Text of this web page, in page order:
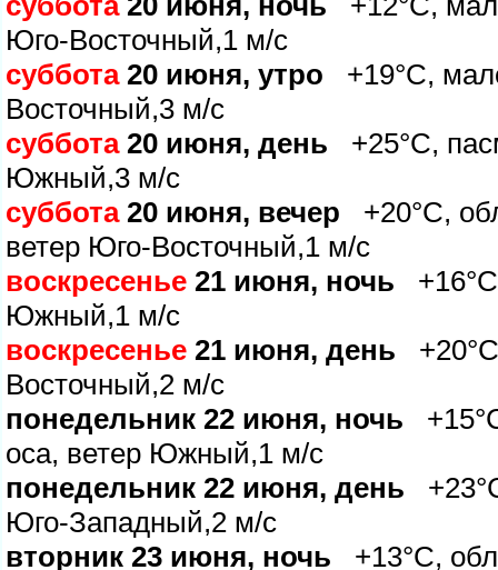
Юго-Восточный,1 м/с
суббота20 июня, утро +19°C,
осточный,3 м/с
суббота20 июня, день +25°C,
Южный,3 м/с
суббота20 июня, вечер +20°C,
етер Юго-Восточный,1 м/с
оскресенье 21 июня, ночь
Южный,1 м/с
оскресенье 21 июня, день
осточный,2 м/с
понедельник 22 июня, ночь
оса, ветер Южный,1 м/с
понедельник 22 июня, день
Юго-Западный,2 м/с
торник 23 июня, ночь +13°C,